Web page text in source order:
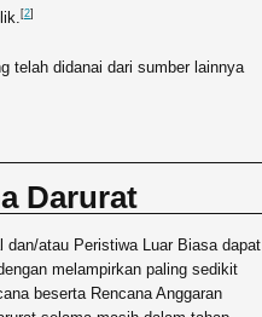
[2]
telah didanai dari sumber lainnya
Darurat
dan/atau Peristiwa Luar Biasa dapat
melampirkan paling sedikit
beserta Rencana Anggaran